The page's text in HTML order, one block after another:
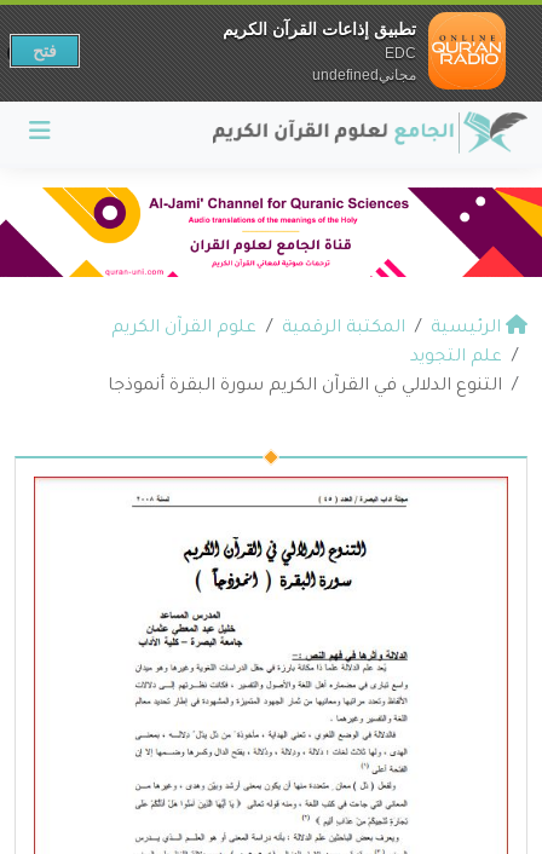
الرئيسية المكتبة الرقمية
علوم القرآن الكريم
علم التجويد
التنوع الدلالي في القرآن الكريم سورة البقرة أنموذجا
تطبيق إذاعات القرآن الكريم
EDC
مجانيundefined
فتح